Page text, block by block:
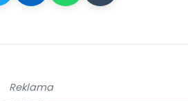
Reklama